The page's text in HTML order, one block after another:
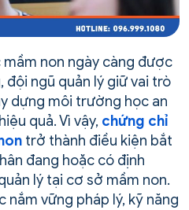
non ngày càng được
ngũ quản lý giữ vai trò
dựng môi trường học an
quả. Vì vậy, chứng chỉ
trở thành điều kiện bắt
đang hoặc có định
lý tại cơ sở mầm non.
nắm vững pháp lý, kỹ năng